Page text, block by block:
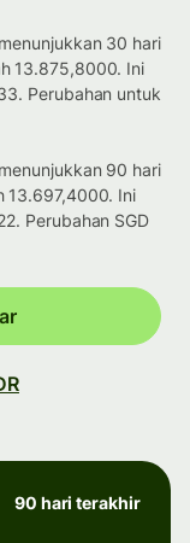
30 hari
13.875,8000. Ini
Perubahan untuk
90 hari
13.697,4000. Ini
Perubahan SGD
90 hari terakhir